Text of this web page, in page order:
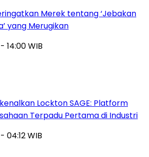
Merek tentang ‘Jebakan
yang Merugikan
14:00 WIB
Lockton SAGE: Platform
Terpadu Pertama di Industri
04:12 WIB